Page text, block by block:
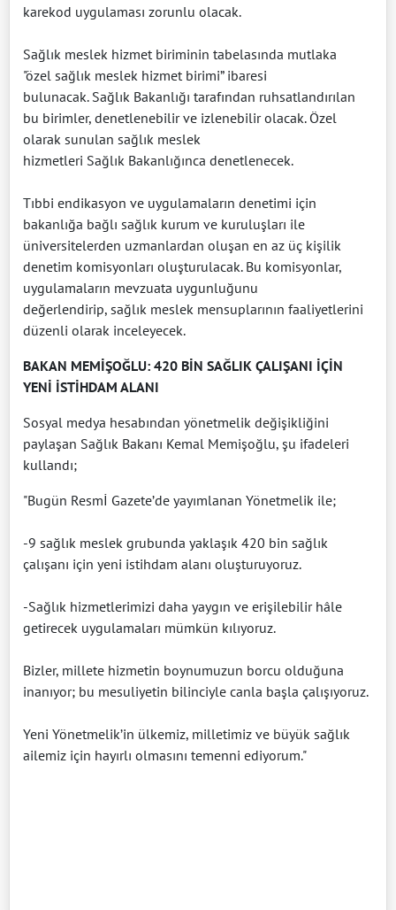
karekod uygulaması zorunlu olacak.
Sağlık meslek hizmet biriminin tabelasında mutlaka
"özel sağlık meslek hizmet birimi” ibaresi
bulunacak. Sağlık Bakanlığı tarafından ruhsatlandırılan
bu birimler, denetlenebilir ve izlenebilir olacak. Özel
olarak sunulan sağlık meslek
hizmetleri Sağlık Bakanlığınca denetlenecek.
Tıbbi endikasyon ve uygulamaların denetimi için
bakanlığa bağlı sağlık kurum ve kuruluşları ile
üniversitelerden uzmanlardan oluşan en az üç kişilik
denetim komisyonları oluşturulacak. Bu komisyonlar,
uygulamaların mevzuata uygunluğunu
değerlendirip, sağlık meslek mensuplarının faaliyetlerini
düzenli olarak inceleyecek.
BAKAN MEMİŞOĞLU: 420 BİN SAĞLIK ÇALIŞANI İÇİN
YENİ İSTİHDAM ALANI
Sosyal medya hesabından yönetmelik değişikliğini
paylaşan Sağlık Bakanı Kemal Memişoğlu, şu ifadeleri
kullandı;
"Bugün Resmİ Gazete’de yayımlanan Yönetmelik ile;
-9 sağlık meslek grubunda yaklaşık 420 bin sağlık
çalışanı için yeni istihdam alanı oluşturuyoruz.
-Sağlık hizmetlerimizi daha yaygın ve erişilebilir hâle
getirecek uygulamaları mümkün kılıyoruz.
Bizler, millete hizmetin boynumuzun borcu olduğuna
inanıyor; bu mesuliyetin bilinciyle canla başla çalışıyoruz.
Yeni Yönetmelik’in ülkemiz, milletimiz ve büyük sağlık
ailemiz için hayırlı olmasını temenni ediyorum."